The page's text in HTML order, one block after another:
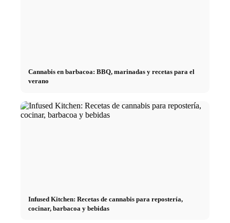
Cannabis en barbacoa: BBQ, marinadas y recetas para el
verano
Infused Kitchen: Recetas de cannabis para repostería,
cocinar, barbacoa y bebidas